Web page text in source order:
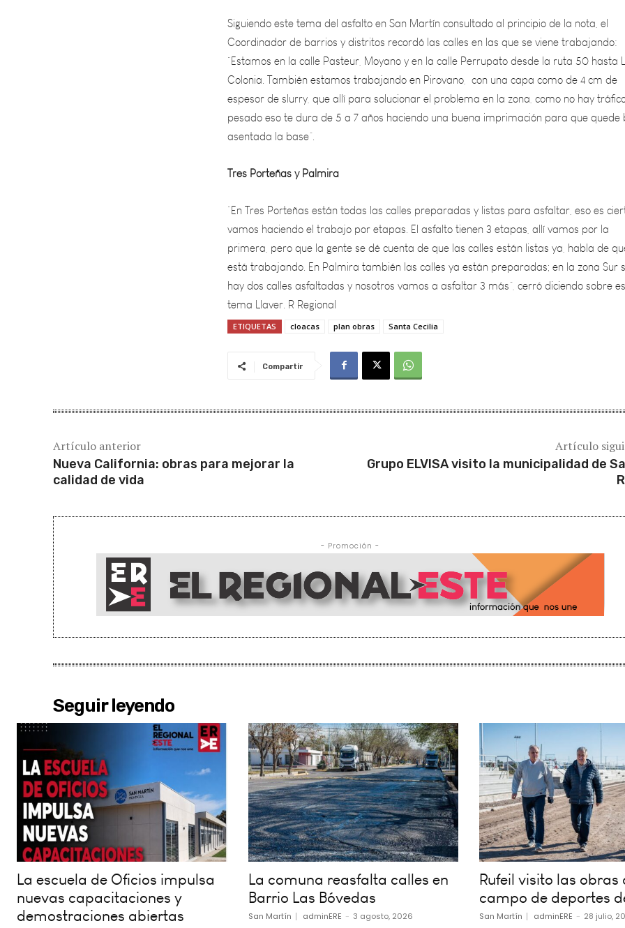
Coordinador de barrios y distritos recordó las calles en las que se viene trabajando:
“Estamos en la calle Pasteur, Moyano y en la calle Perrupato desde la ruta 50 hasta La
Colonia. También estamos trabajando en Pirovano, con una capa como de 4 cm de
espesor de slurry, que allí para solucionar el problema en la zona, como no hay
pesado eso te dura de 5 a 7 años haciendo una buena imprimación para que quede
asentada la base”.
Tres Porteñas y Palmira
“En Tres Porteñas están todas las calles preparadas y listas para asfaltar, eso es cierto y
vamos haciendo el trabajo por etapas. El asfalto tienen 3 etapas, allí vamos por la
primera, pero que la gente se dé cuenta de que las calles están listas ya, habla de
está trabajando. En Palmira también las calles ya están preparadas; en la zona
hay dos calles asfaltadas y nosotros vamos a asfaltar 3 más”, cerró diciendo sobre
tema Llaver. R Regional
ETIQUETAS cloacas plan obras Santa Cecilia
Compartir
Artículo anterior
Nueva California: obras para mejorar la
calidad de vida
Artículo
Grupo ELVISA visito la municipalidad de
- Promoción -
Seguir leyendo
La escuela de Oficios impulsa
nuevas capacitaciones y
demostraciones abiertas
La comuna reasfalta calles en
Barrio Las Bóvedas
San Martín adminERE - 3 agosto, 2026
Rufeil visito las obras
campo de deportes
San Martín adminERE - 28 julio,